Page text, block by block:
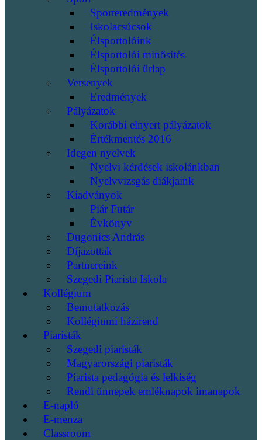
Sporteredmények
Iskolacsúcsok
Élsportolóink
Élsportolói minősítés
Élsportolói űrlap
Versenyek
Eredmények
Pályázatok
Korábbi elnyert pályázatok
Értékmentés 2016
Idegen nyelvek
Nyelvi kérdések iskolánkban
Nyelvvizsgás diákjaink
Kiadványok
Piár Futár
Évkönyv
Dugonics András
Díjazottak
Partnereink
Szegedi Piarista Iskola
Kollégium
Bemutatkozás
Kollégiumi házirend
Piaristák
Szegedi piaristák
Magyarországi piaristák
Piarista pedagógia és lelkiség
Rendi ünnepek emléknapok imanapok
E-napló
E-menza
Classroom